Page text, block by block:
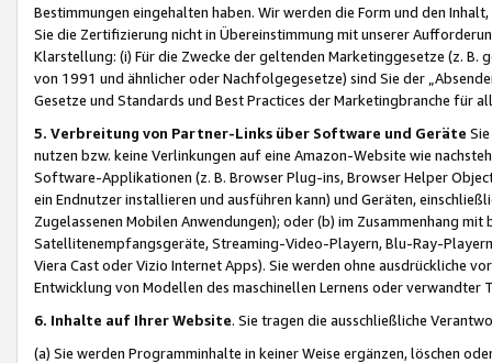
Bestimmungen eingehalten haben. Wir werden die Form und den
Sie die Zertifizierung nicht in Übereinstimmung mit unserer
Klarstellung: (i) Für die Zwecke der geltenden Marketinggesetze (z. B.
von 1991 und ähnlicher oder Nachfolgegesetze) sind Sie der
Gesetze und Standards und Best Practices der Marketingbranche für
5. Verbreitung von Partner-Links über Software und Geräte
nutzen bzw. keine Verlinkungen auf eine Amazon-Website wie
Software-Applikationen (z. B. Browser Plug-ins, Browser Helper
ein Endnutzer installieren und ausführen kann) und Geräten,
Zugelassenen Mobilen Anwendungen); oder (b) im Zusammenhang
Satellitenempfangsgeräte, Streaming-Video-Playern, Blu-Ray-
Viera Cast oder Vizio Internet Apps). Sie werden ohne ausdrückliche
Entwicklung von Modellen des maschinellen Lernens oder
6. Inhalte auf Ihrer Website. Sie tragen die ausschließliche
(a) Sie werden Programminhalte in keiner Weise ergänzen, löschen